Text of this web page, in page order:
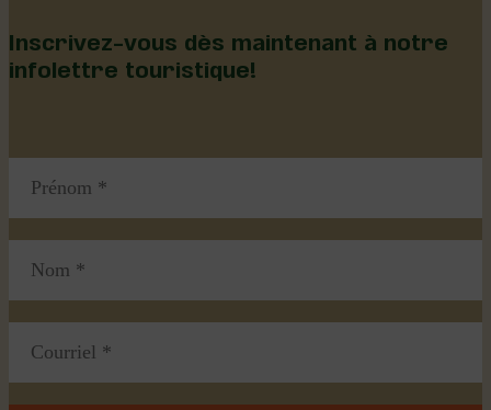
Inscrivez-vous dès maintenant à notre
infolettre touristique!